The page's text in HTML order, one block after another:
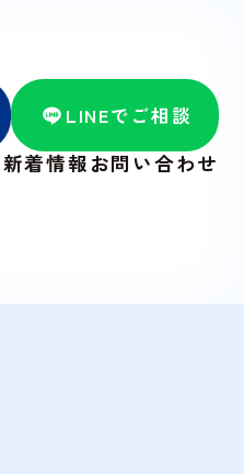
LINEでご相談
新着情報 お問い合わせ